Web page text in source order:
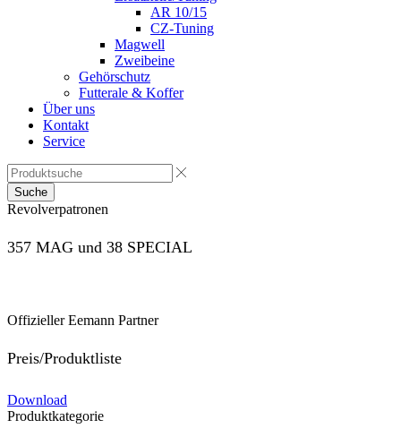
AR 10/15
CZ-Tuning
Magwell
Zweibeine
Gehörschutz
Futterale & Koffer
Über uns
Kontakt
Service
Suche
Revolverpatronen
357 MAG und 38 SPECIAL
Offizieller Eemann Partner
Preis/Produktliste
Download
Produktkategorie